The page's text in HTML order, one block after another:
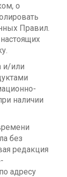
о
Правил.
и/или
наличии
без
редакция
адресу